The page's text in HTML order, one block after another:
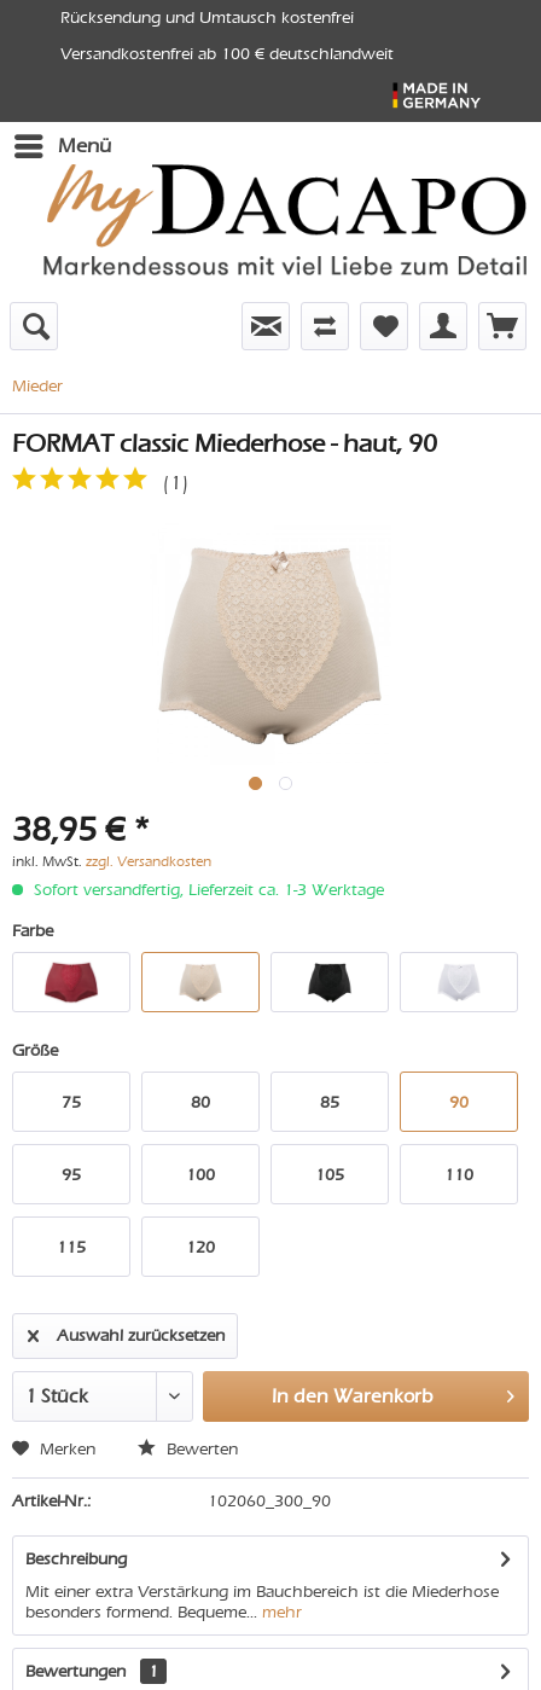
Rücksendung und Umtausch kostenfrei
Versandkostenfrei ab 100 € deutschlandweit
Menü
Mieder
FORMAT classic Miederhose - haut, 90
( 1 )
38,95 € *
inkl. MwSt. zzgl. Versandkosten
Sofort versandfertig, Lieferzeit ca. 1-3 Werktage
Farbe
Größe
75 80 85 90
95 100 105 110
115 120
Auswahl zurücksetzen
In den Warenkorb
Merken Bewerten
Artikel-Nr.: 102060_300_90
Beschreibung
Mit einer extra Verstärkung im Bauchbereich ist die Miederhose
besonders formend. Bequeme... mehr
Bewertungen
1